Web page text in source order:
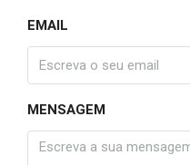
EMAIL
MENSAGEM